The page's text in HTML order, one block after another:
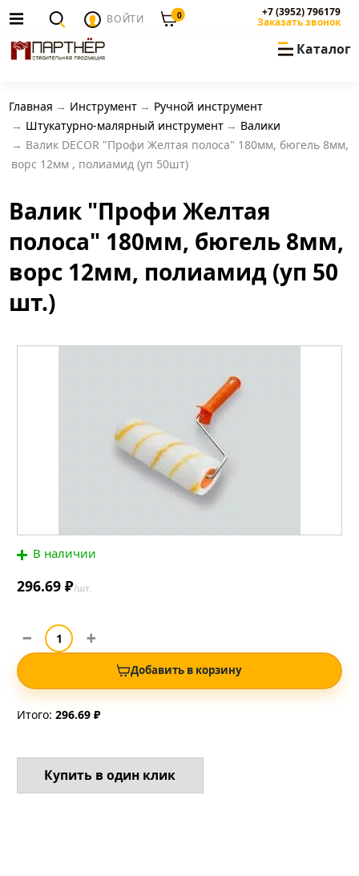
ВОЙТИ 0 +7 (3952) 796179
Заказать звонок
Каталог
Главная Инструмент
Ручной инструмент
Штукатурно-малярный инструмент
Валики
Валик DECOR "Профи Желтая полоса" 180мм, бюгель 8мм,
ворс 12мм , полиамид (уп 50шт)
Валик "Профи Желтая
полоса" 180мм, бюгель 8мм,
ворс 12мм, полиамид (уп 50
шт.)
В наличии
296.69 ₽/шт.
Добавить в корзину
Итого: 296.69 ₽
Купить в один клик